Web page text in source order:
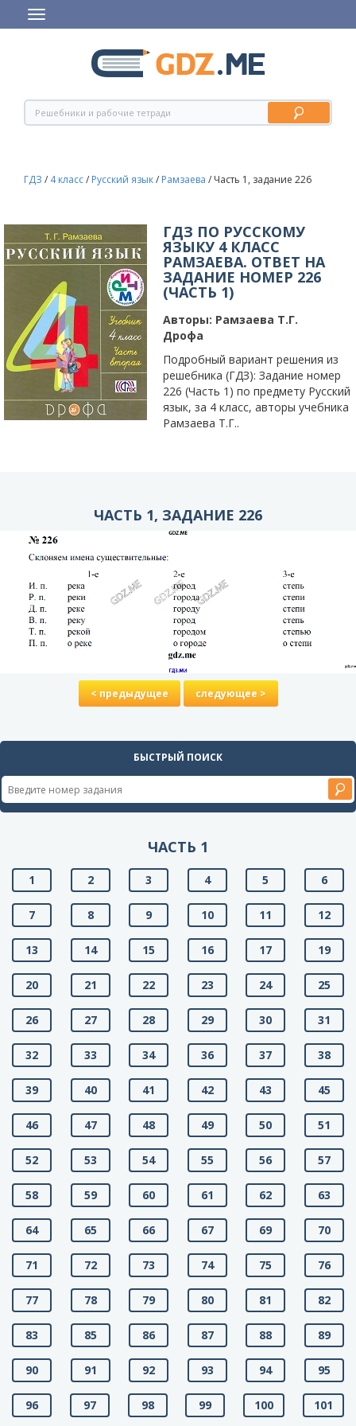
ГДЗ / 4 класс/ Русский язык/ Рамзаева / Часть 1, задание 226
ГДЗ ПО РУССКОМУ
ЯЗЫКУ 4 КЛАСС
РАМЗАЕВА. ОТВЕТ НА
ЗАДАНИЕ НОМЕР 226
(ЧАСТЬ 1)
Авторы: Рамзаева Т.Г.
Дрофа
Подробный вариант решения из
решебника (ГДЗ): Задание номер
226 (Часть 1) по предмету Русский
язык, за 4 класс, авторы учебника
Рамзаева Т.Г..
ЧАСТЬ 1, ЗАДАНИЕ 226
< предыдущее следующее >
БЫСТРЫЙ ПОИСК
ЧАСТЬ 1
1 2 3 4 5 6
7 8 9 10 11 12
13 14 15 16 17 19
20 21 22 23 24 25
26 27 28 29 30 31
32 33 34 36 37 38
39 40 41 42 43 45
46 47 48 49 50 51
52 53 54 55 56 57
58 59 60 61 62 63
64 65 66 67 69 70
71 72 73 74 75 76
77 78 79 80 81 82
83 85 86 87 88 89
90 91 92 93 94 95
96 97 98 99 100 101